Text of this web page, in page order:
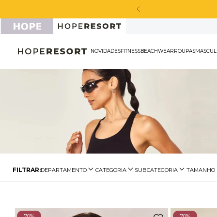
DEPARTAMENTO
Moda Praia
CATEGORIA
Roupas de Praia
SUBCATEGORIA
Biquíni Top
TAMANHO
G